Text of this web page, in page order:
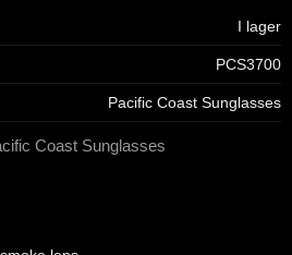
I lager
PCS3700
Pacific Coast Sunglasses
Coast Sunglasses